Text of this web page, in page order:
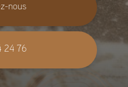
nous
24 76